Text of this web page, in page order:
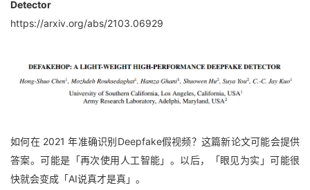
Detector
https://arxiv.org/abs/2103.06929
如何在 2021 年准确识别Deepfake假视频？这篇新论文可能会提供
答案。可能是「再次使用人工智能」。以后，「眼见为实」可能很
快就会变成「AI说真才是真」。